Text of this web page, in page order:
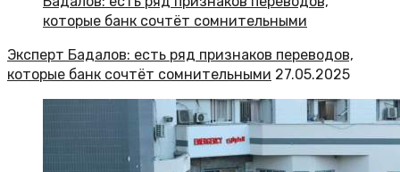
Эксперт Бадалов: есть ряд признаков переводов,
которые банк сочтёт сомнительными 27.05.2025